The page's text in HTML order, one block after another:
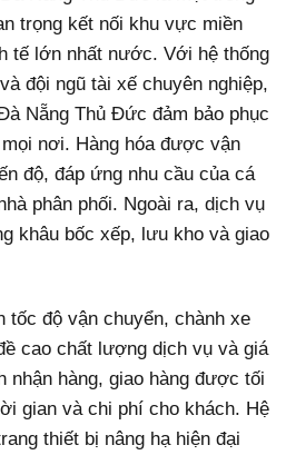
trọng kết nối khu vực miền
tế lớn nhất nước. Với hệ thống
đội ngũ tài xế chuyên nghiệp,
Nẵng Thủ Đức đảm bảo phục
nơi. Hàng hóa được vận
độ, đáp ứng nhu cầu của cá
phân phối. Ngoài ra, dịch vụ
khâu bốc xếp, lưu kho và giao
tốc độ vận chuyển, chành xe
cao chất lượng dịch vụ và giá
nhận hàng, giao hàng được tối
gian và chi phí cho khách. Hệ
thiết bị nâng hạ hiện đại